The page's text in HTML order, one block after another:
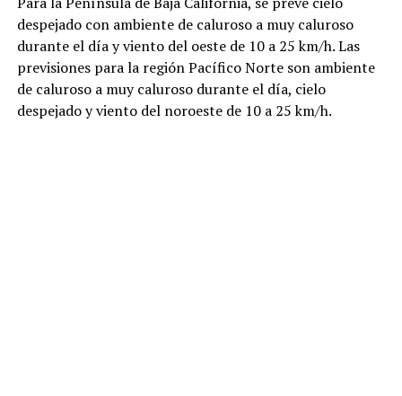
despejado con ambiente de caluroso a muy caluroso
durante el día y viento del oeste de 10 a 25 km/h. Las
previsiones para la región Pacífico Norte son ambiente
de caluroso a muy caluroso durante el día, cielo
despejado y viento del noroeste de 10 a 25 km/h.